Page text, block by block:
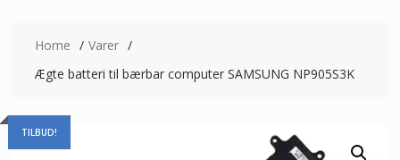
Home
Varer
Ægte batteri til bærbar computer SAMSUNG NP905S3K
TILBUD!